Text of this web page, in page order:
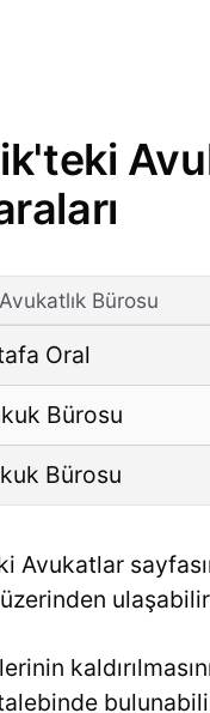
Bürosu
Oral
Bürosu
Bürosu
Avukatlar